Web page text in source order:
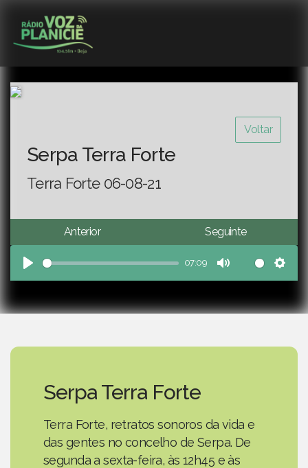
Voltar
Serpa Terra Forte
Terra Forte 06-08-21
Anterior Seguinte
Play
07:09
Mute
Serpa Terra Forte
Terra Forte, retratos sonoros da vida e
das gentes no concelho de Serpa. De
segunda a sexta-feira, às 12h45 e às